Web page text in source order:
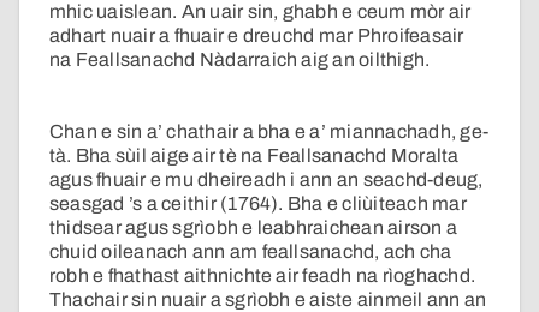
mhic uaislean. An uair sin, ghabh e ceum mòr air
adhart nuair a fhuair e dreuchd mar Phroifeasair
na Feallsanachd Nàdarraich aig an oilthigh.
Chan e sin a’ chathair a bha e a’ miannachadh, ge-
tà. Bha sùil aige air tè na Feallsanachd Moralta
agus fhuair e mu dheireadh i ann an seachd-deug,
seasgad ’s a ceithir (1764). Bha e cliùiteach mar
thidsear agus sgrìobh e leabhraichean airson a
chuid oileanach ann am feallsanachd, ach cha
robh e fhathast aithnichte air feadh na rìoghachd.
Thachair sin nuair a sgrìobh e aiste ainmeil ann an